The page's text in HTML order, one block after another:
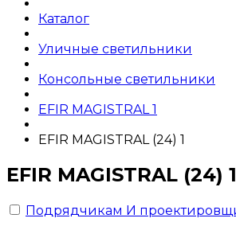
Каталог
Уличные светильники
Консольные светильники
EFIR MAGISTRAL 1
EFIR MAGISTRAL (24) 1
EFIR MAGISTRAL (24) 1
Подрядчикам И